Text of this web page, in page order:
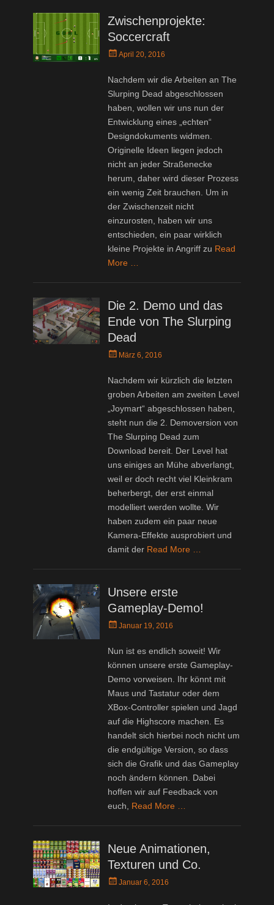
Zwischenprojekte:
Soccercraft
PostedApril 20, 2016
Nachdem wir die Arbeiten an The
Slurping Dead abgeschlossen
haben, wollen wir uns nun der
Entwicklung eines „echten“
Designdokuments widmen.
Originelle Ideen liegen jedoch
nicht an jeder Straßenecke
herum, daher wird dieser Prozess
ein wenig Zeit brauchen. Um in
der Zwischenzeit nicht
einzurosten, haben wir uns
entschieden, ein paar wirklich
kleine Projekte in Angriff zu Read
More …
Die 2. Demo und das
Ende von The Slurping
Dead
PostedMärz 6, 2016
Nachdem wir kürzlich die letzten
groben Arbeiten am zweiten Level
„Joymart“ abgeschlossen haben,
steht nun die 2. Demoversion von
The Slurping Dead zum
Download bereit. Der Level hat
uns einiges an Mühe abverlangt,
weil er doch recht viel Kleinkram
beherbergt, der erst einmal
modelliert werden wollte. Wir
haben zudem ein paar neue
Kamera-Effekte ausprobiert und
damit der Read More …
Unsere erste
Gameplay-Demo!
PostedJanuar 19, 2016
Nun ist es endlich soweit! Wir
können unsere erste Gameplay-
Demo vorweisen. Ihr könnt mit
Maus und Tastatur oder dem
XBox-Controller spielen und Jagd
auf die Highscore machen. Es
handelt sich hierbei noch nicht um
die endgültige Version, so dass
sich die Grafik und das Gameplay
noch ändern können. Dabei
hoffen wir auf Feedback von
euch, Read More …
Neue Animationen,
Texturen und Co.
PostedJanuar 6, 2016